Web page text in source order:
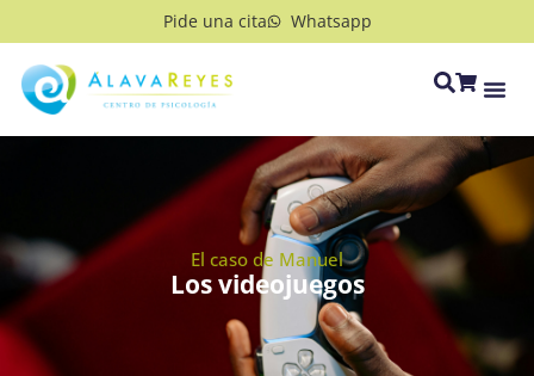
Pide una cita Whatsapp
El caso de Manuel
Los videojuegos